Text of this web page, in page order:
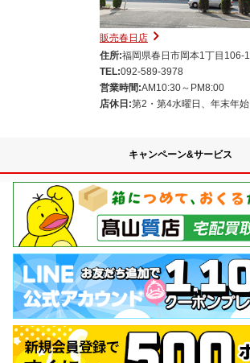
販売春日店
住所:福岡県春日市岡本1丁目106-1
TEL:092-589-3978
営業時間:AM10:30～PM8:00
店休日:第2・第4水曜日、年末年始
キャンペーン&サービス